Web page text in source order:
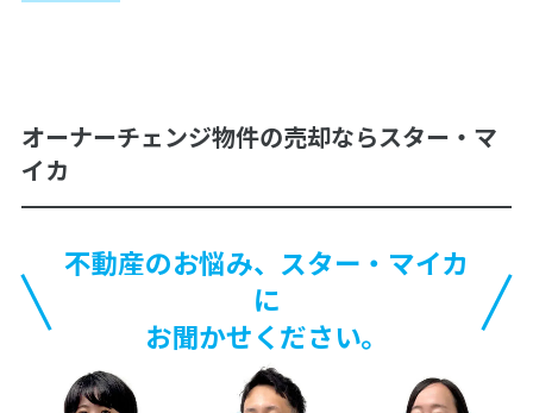
オーナーチェンジ物件の売却ならスター・マ
イカ
不動産のお悩み、スター・マイカ
に
お聞かせください。